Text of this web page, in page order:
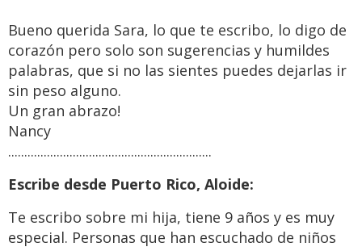
Bueno querida Sara, lo que te escribo, lo digo de
corazón pero solo son sugerencias y humildes
palabras, que si no las sientes puedes dejarlas ir
sin peso alguno.
Un gran abrazo!
Nancy
...............................................................
Escribe desde Puerto Rico, Aloide:
Te escribo sobre mi hija, tiene 9 años y es muy
especial. Personas que han escuchado de niños